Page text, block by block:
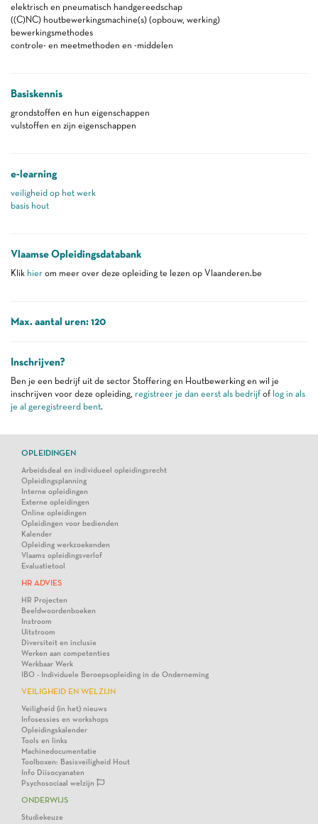
elektrisch en pneumatisch handgereedschap
((C)NC) houtbewerkingsmachine(s) (opbouw, werking)
bewerkingsmethodes
controle- en meetmethoden en -middelen
Basiskennis
grondstoffen en hun eigenschappen
vulstoffen en zijn eigenschappen
e-learning
veiligheid op het werk
basis hout
Vlaamse Opleidingsdatabank
Klik hier om meer over deze opleiding te lezen op Vlaanderen.be
Max. aantal uren: 120
Inschrijven?
Ben je een bedrijf uit de sector Stoffering en Houtbewerking en wil je
inschrijven voor deze opleiding, registreer je dan eerst als bedrijf of log in als
je al geregistreerd bent.
OPLEIDINGEN
Arbeidsdeal en individueel opleidingsrecht
Opleidingsplanning
Interne opleidingen
Externe opleidingen
Online opleidingen
Opleidingen voor bedienden
Kalender
Opleiding werkzoekenden
Vlaams opleidingsverlof
Evaluatietool
HR ADVIES
HR Projecten
Beeldwoordenboeken
Instroom
Uitstroom
Diversiteit en inclusie
Werken aan competenties
Werkbaar Werk
IBO - Individuele Beroepsopleiding in de Onderneming
VEILIGHEID EN WELZIJN
Veiligheid (in het) nieuws
Infosessies en workshops
Opleidingskalender
Tools en links
Machinedocumentatie
Toolboxen: Basisveiligheid Hout
Info Diisocyanaten
Psychosociaal welzijn
ONDERWIJS
Studiekeuze